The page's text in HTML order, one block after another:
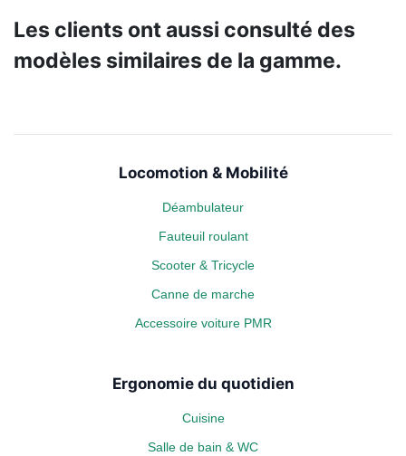
Les clients ont aussi consulté des
modèles similaires de la gamme.
Locomotion & Mobilité
Déambulateur
Fauteuil roulant
Scooter & Tricycle
Canne de marche
Accessoire voiture PMR
Ergonomie du quotidien
Cuisine
Salle de bain & WC